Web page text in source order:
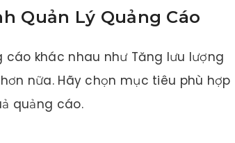
Quản Lý Quảng Cáo
khác nhau như Tăng lưu lượng
nữa. Hãy chọn mục tiêu phù hợp
quảng cáo.